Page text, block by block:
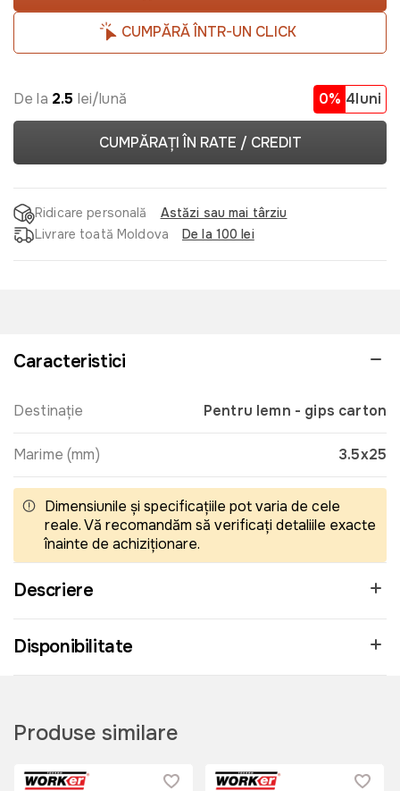
CUMPĂRĂ ÎNTR-UN CLICK
De la 2.5 lei/lună 0% 4luni
CUMPĂRAȚI ÎN RATE / CREDIT
Ridicare personală
Astăzi sau mai târziu
Livrare toată Moldova
De la 100 lei
Caracteristici
Destinație Pentru lemn - gips carton
Marime (mm) 3.5x25
Dimensiunile și specificațiile pot varia de cele
reale. Vă recomandăm să verificați detaliile exacte
înainte de achiziționare.
Descriere
Disponibilitate
Produse similare